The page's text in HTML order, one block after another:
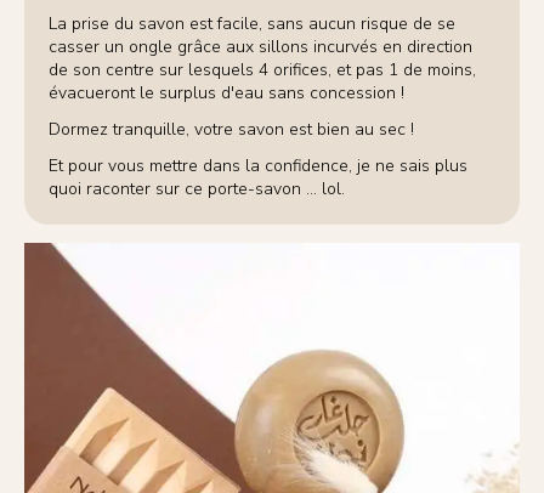
La prise du savon est facile, sans aucun risque de se
casser un ongle grâce aux sillons incurvés en direction
de son centre sur lesquels 4 orifices, et pas 1 de moins,
évacueront le surplus d'eau sans concession !
Dormez tranquille, votre savon est bien au sec !
Et pour vous mettre dans la confidence, je ne sais plus
quoi raconter sur ce porte-savon ... lol.